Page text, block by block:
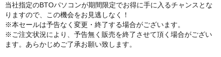
当社指定のBTOパソコンが期間限定でお得に手に入るチャンスとな
りますので、この機会をお見逃しなく！
※本セールは予告なく変更・終了する場合がございます。
※ご注文状況により、予告無く販売を終了させて頂く場合がござい
ます。あらかじめご了承お願い致します。